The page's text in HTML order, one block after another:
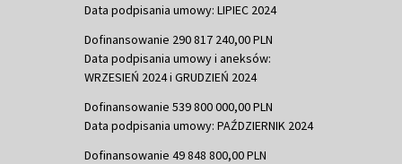
Data podpisania umowy: LIPIEC 2024
Dofinansowanie 290 817 240,00 PLN
Data podpisania umowy i aneksów:
WRZESIEŃ 2024 i GRUDZIEŃ 2024
Dofinansowanie 539 800 000,00 PLN
Data podpisania umowy: PAŹDZIERNIK 2024
Dofinansowanie 49 848 800,00 PLN